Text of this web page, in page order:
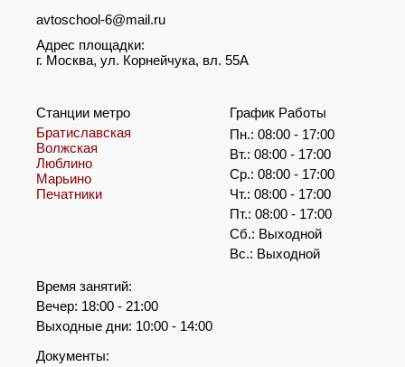
avtoschool-6@mail.ru
Адрес площадки:
г. Москва, ул. Корнейчука, вл. 55А
Станции метро
Братиславская
Волжская
Люблино
Марьино
Печатники
График Работы
Пн.: 08:00 - 17:00
Вт.: 08:00 - 17:00
Ср.: 08:00 - 17:00
Чт.: 08:00 - 17:00
Пт.: 08:00 - 17:00
Сб.: Выходной
Вс.: Выходной
Время занятий:
Вечер: 18:00 - 21:00
Выходные дни: 10:00 - 14:00
Документы: